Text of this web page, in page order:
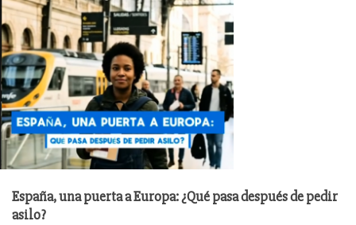
España, una puerta a Europa: ¿Qué pasa después de pedir
asilo?